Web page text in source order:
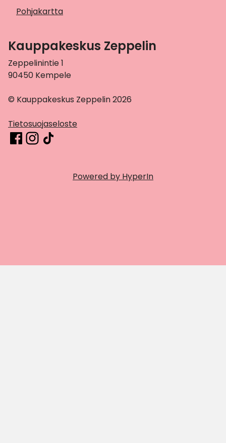
Pohjakartta
Kauppakeskus Zeppelin
Zeppelinintie 1
90450 Kempele
© Kauppakeskus Zeppelin 2026
Tietosuojaseloste
Powered by HyperIn